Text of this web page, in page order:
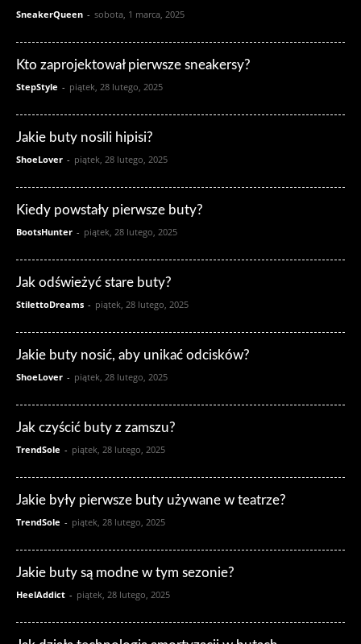
SneakerQueen - sobota, 1 marca, 2025
Kto zaprojektował pierwsze sneakersy?
StepStyle - piątek, 28 lutego, 2025
Jakie buty nosili hipisi?
ShoeLover - piątek, 28 lutego, 2025
Kiedy powstały pierwsze buty?
BootsHunter - piątek, 28 lutego, 2025
Jak odświeżyć stare buty?
StilettoDreams - piątek, 28 lutego, 2025
Jakie buty nosić, aby unikać odcisków?
ShoeLover - piątek, 28 lutego, 2025
Jak czyścić buty z zamszu?
TrendSole - piątek, 28 lutego, 2025
Jakie były pierwsze buty używane w teatrze?
TrendSole - piątek, 28 lutego, 2025
Jakie buty są modne w tym sezonie?
HeelAddict - piątek, 28 lutego, 2025